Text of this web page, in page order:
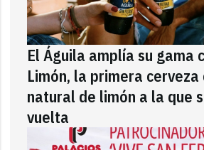
El Águila amplía su gama
Limón, la primera cerveza
natural de limón a la que
vuelta